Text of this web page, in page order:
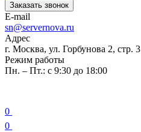
Заказать звонок
E-mail
sn@servernova.ru
Адрес
г. Москва, ул. Горбунова 2, стр. 3
Режим работы
Пн. – Пт.: с 9:30 до 18:00
0
0